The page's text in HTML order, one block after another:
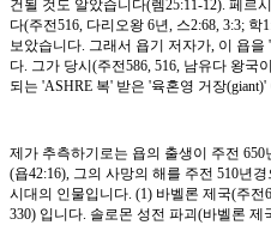
건될 것도 알았습니다(렘25:11-12). 페르
다(주전516, 다리오왕 6년, 스2:68, 3:3;
보았습니다. 그래서 욥기 저자가, 이 욥을
다. 그가 당시(주전586, 516, 남유다 왕국
되는 'ASHRE 복' 받은 '육혼영 거장
제가 추측하기로는 욥의 출생이 주전
(욥42:16), 그의 사망의 해를 주전 510년
시대의 인물입니다. (1) 바벨론 제국(주전
330) 입니다. 솔로몬 성전 파괴(바벨론